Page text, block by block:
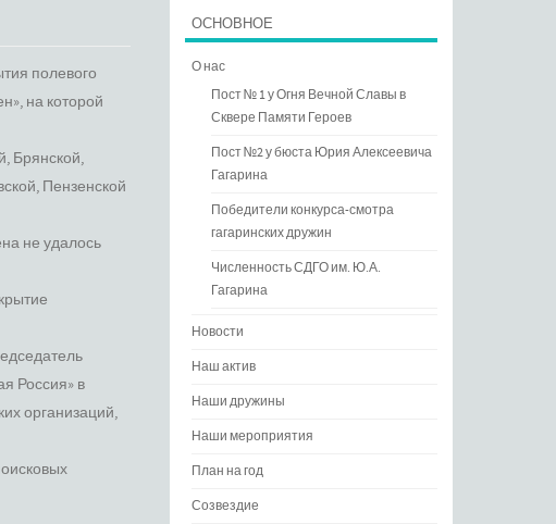
полевого
на которой
Брянской,
Пензенской
не удалось
Россия» в
организаций,
ОСНОВНОЕ
О нас
Пост № 1 у Огня Вечной Славы в
Сквере Памяти Героев
Пост №2 у бюста Юрия Алексеевича
Гагарина
Победители конкурса-смотра
гагаринских дружин
Численность СДГО им. Ю.А.
Гагарина
Новости
Наш актив
Наши дружины
Наши мероприятия
План на год
Созвездие